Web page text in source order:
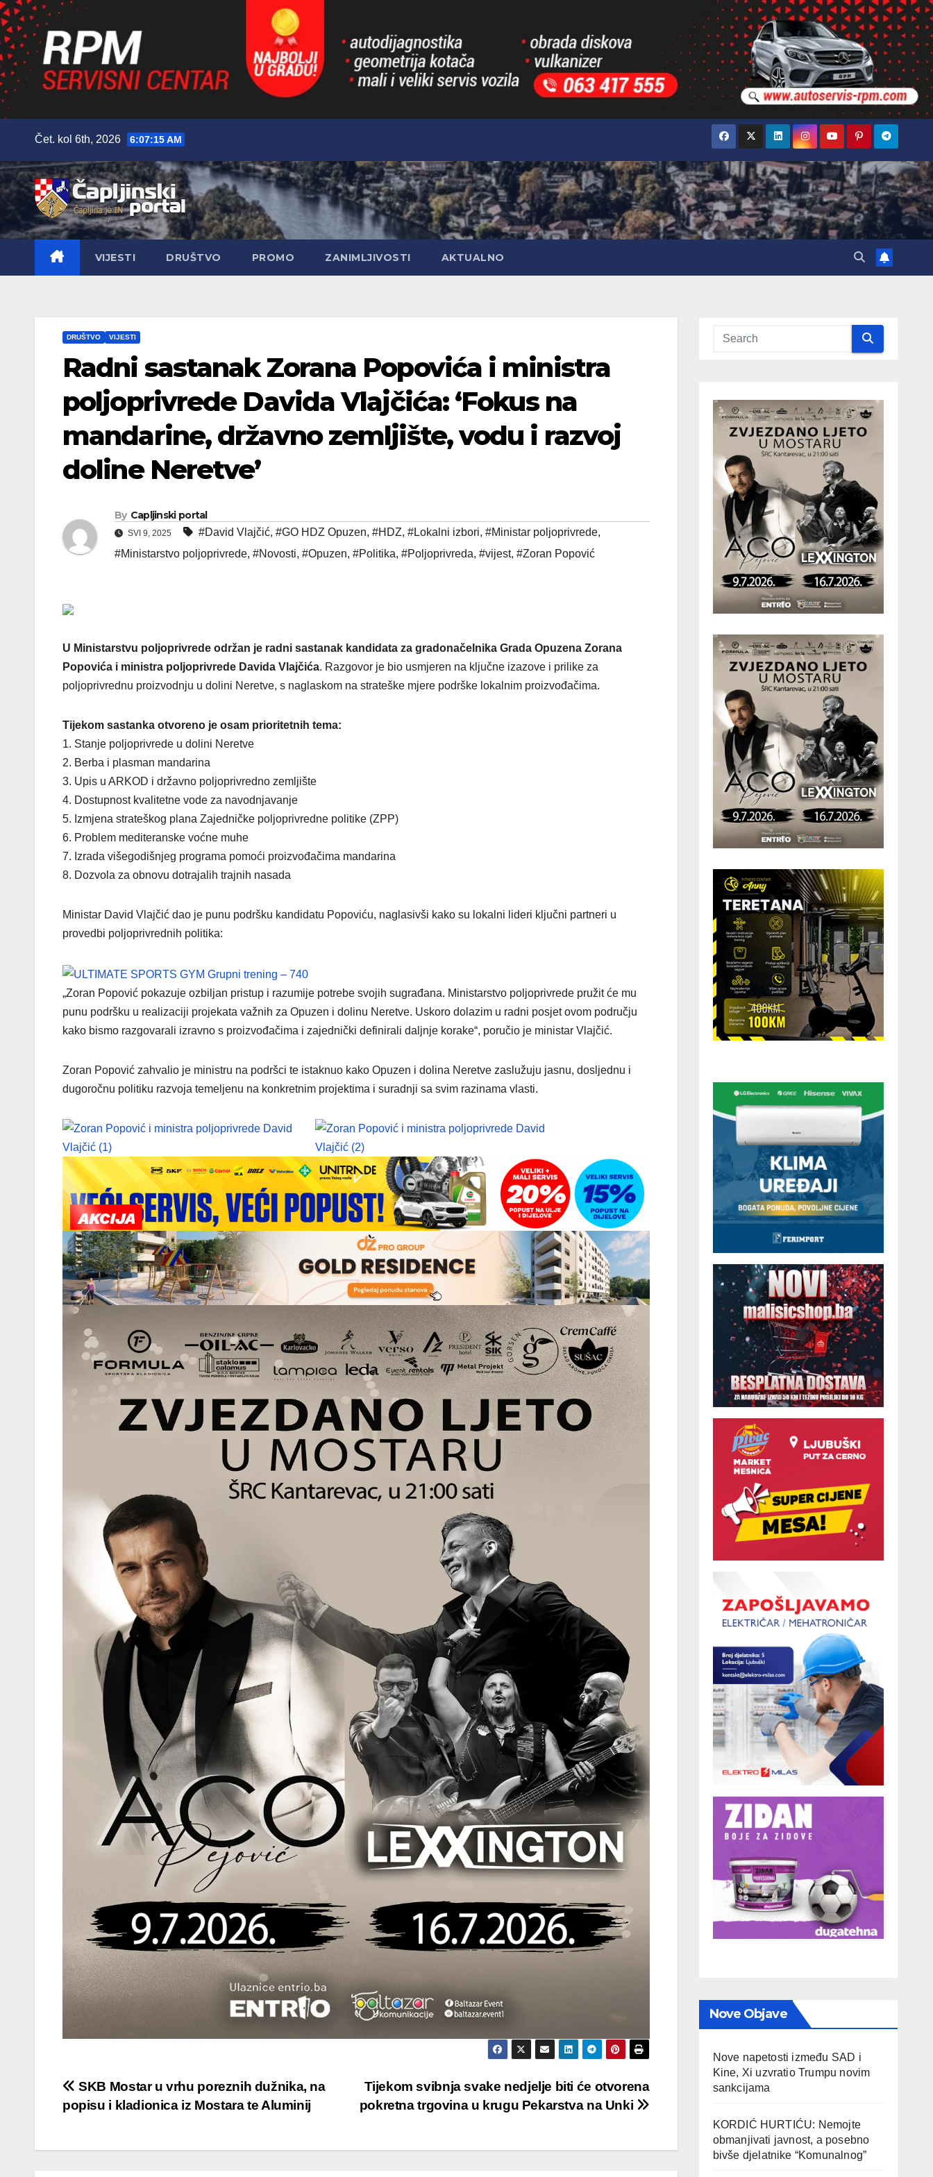
content
Čet. kol 6th, 2026 6:07:16 AM
VIJESTI DRUŠTVO PROMO ZANIMLJIVOSTI AKTUALNO
DRUŠTVO VIJESTI
Radni sastanak Zorana Popovića i ministra
poljoprivrede Davida Vlajčića: ‘Fokus na
mandarine, državno zemljište, vodu i razvoj
doline Neretve’
By Capljinski portal
SVI 9, 2025 #David Vlajčić, #GO HDZ Opuzen, #HDZ, #Lokalni izbori, #Ministar poljoprivrede,
#Ministarstvo poljoprivrede, #Novosti, #Opuzen, #Politika, #Poljoprivreda, #vijest, #Zoran Popović
U Ministarstvu poljoprivrede održan je radni sastanak kandidata za gradonačelnika Grada Opuzena Zorana
Popovića i ministra poljoprivrede Davida Vlajčića. Razgovor je bio usmjeren na ključne izazove i prilike za
poljoprivrednu proizvodnju u dolini Neretve, s naglaskom na strateške mjere podrške lokalnim proizvođačima.
Tijekom sastanka otvoreno je osam prioritetnih tema:
1. Stanje poljoprivrede u dolini Neretve
2. Berba i plasman mandarina
3. Upis u ARKOD i državno poljoprivredno zemljište
4. Dostupnost kvalitetne vode za navodnjavanje
5. Izmjena strateškog plana Zajedničke poljoprivredne politike (ZPP)
6. Problem mediteranske voćne muhe
7. Izrada višegodišnjeg programa pomoći proizvođačima mandarina
8. Dozvola za obnovu dotrajalih trajnih nasada
Ministar David Vlajčić dao je punu podršku kandidatu Popoviću, naglasivši kako su lokalni lideri ključni partneri u
provedbi poljoprivrednih politika:
„Zoran Popović pokazuje ozbiljan pristup i razumije potrebe svojih sugrađana. Ministarstvo poljoprivrede pružit će mu
punu podršku u realizaciji projekata važnih za Opuzen i dolinu Neretve. Uskoro dolazim u radni posjet ovom području
kako bismo razgovarali izravno s proizvođačima i zajednički definirali daljnje korake“, poručio je ministar Vlajčić.
Zoran Popović zahvalio je ministru na podršci te istaknuo kako Opuzen i dolina Neretve zaslužuju jasnu, dosljednu i
dugoročnu politiku razvoja temeljenu na konkretnim projektima i suradnji sa svim razinama vlasti.
Navigacija
objava
Tijekom svibnja svake nedjelje biti će otvorena
pokretna trgovina u krugu Pekarstva na Unki
SKB Mostar u vrhu poreznih dužnika, na
popisu i kladionica iz Mostara te Aluminij
Nove Objave
Nove napetosti između SAD i
Kine, Xi uzvratio Trumpu novim
sankcijama
KORDIĆ HURTIĆU: Nemojte
obmanjivati javnost, a posebno
bivše djelatnike “Komunalnog”